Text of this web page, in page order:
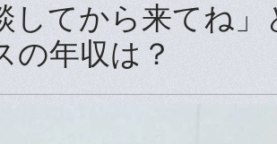
してから来てね
の年収は？